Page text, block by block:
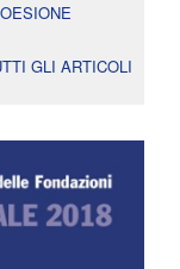
GLI ARTICOLI